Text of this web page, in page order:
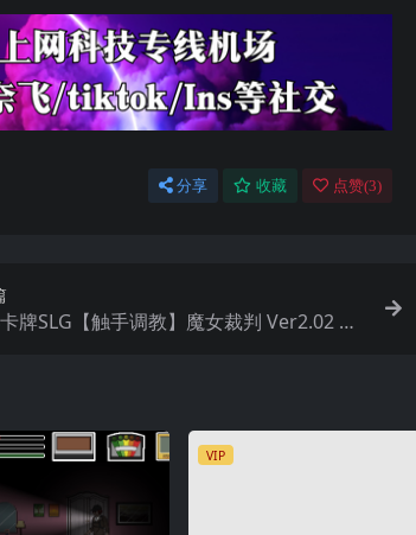
分享 收藏 点赞(3)
牌SLG【触手调教】魔女裁判 Ver2.02 ★
VIP